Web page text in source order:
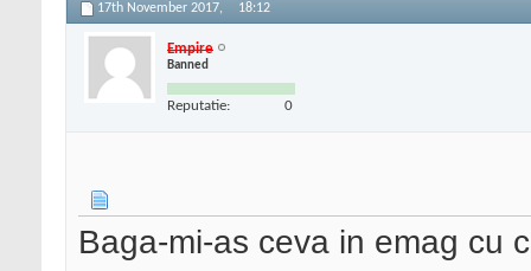
17th November 2017, 18:12
Empire
Banned
Reputatie: 0
Baga-mi-as ceva in emag cu